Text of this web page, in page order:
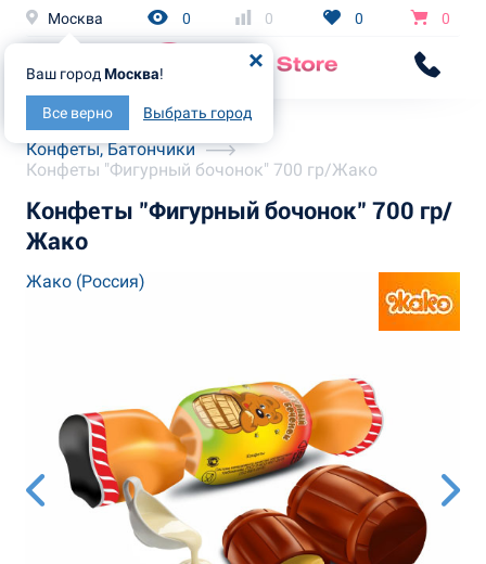
Москва
Ваш город Москва!
Все верно Выбрать город
0 0 0 0
Главная
Каталог
Конфеты, Батончики
Конфеты "Фигурный бочонок" 700 гр/Жако
Конфеты "Фигурный бочонок" 700 гр/
Жако
Жако (Россия)